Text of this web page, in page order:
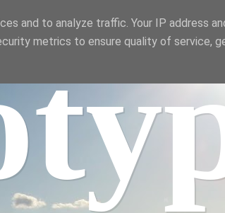
and to analyze traffic. Your IP address
metrics to ensure quality of service,